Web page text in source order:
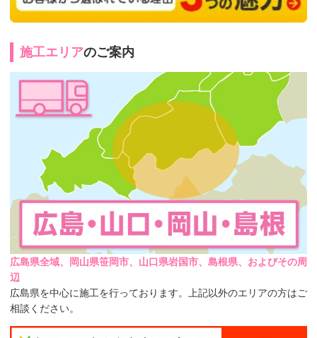
施工エリアのご案内
広島県全域、岡山県笹岡市、山口県岩国市、島根県、およびその周
辺
広島県を中心に施工を行っております。上記以外のエリアの方はご
相談ください。